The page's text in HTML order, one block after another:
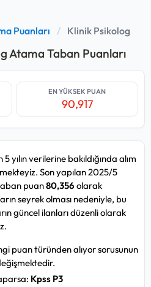
Puanları / Klinik Psikolog
Atama Taban Puanları
EN YÜKSEK PUAN
90,917
yılın verilerine bakıldığında alım
Son yapılan 2025/5
puan80,356 olarak
seyrek olması nedeniyle, bu
güncel ilanları düzenli olarak
puan türünden alıyor sorusunun
Kpss P3